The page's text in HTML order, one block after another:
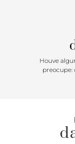
Houve
preocupe: